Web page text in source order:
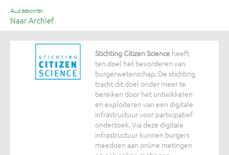
alle berichten
Naar Archief
Stichting Citizen Scienceheeft
ten doel het bevorderen van
burgerwetenschap. De stichting
tracht dit doel onder meer te
bereiken door het ontwikkelen
en exploiteren van een digitale
infrastructuur voor participatief
onderzoek. Via deze digitale
infrastructuur kunnen burgers
meedoen aan online metingen